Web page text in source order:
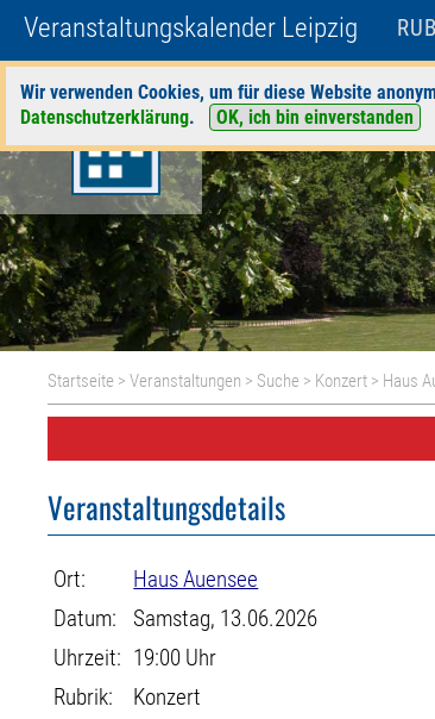
Veranstaltungskalender Leipzig
Wir verwenden Cookies, um für diese Website
Datenschutzerklärung. OK, ich bin einverstanden
Startseite >Veranstaltungen > Suche > Konzert > Haus
Veranstaltungsdetails
Ort:
Haus Auensee
Datum:
Samstag, 13.06.2026
Uhrzeit: 19:00 Uhr
Rubrik:
Konzert